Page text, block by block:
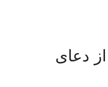
دعای